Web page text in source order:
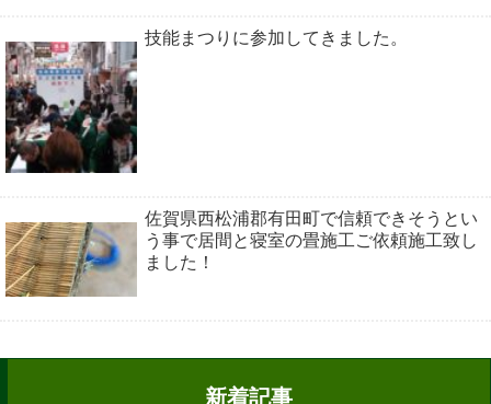
技能まつりに参加してきました。
佐賀県西松浦郡有田町で信頼できそうとい
う事で居間と寝室の畳施工ご依頼施工致し
ました！
新着記事